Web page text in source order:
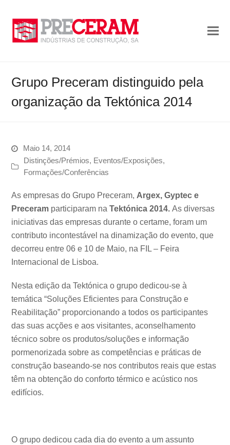
Grupo Preceram distinguido pela
organização da Tektónica 2014
Maio 14, 2014
Distinções/Prémios, Eventos/Exposições,
Formações/Conferências
As empresas do Grupo Preceram, Argex, Gyptec e
Preceram participaram naTektónica 2014.As diversas
iniciativas das empresas durante o certame, foram um
contributo incontestável na dinamização do evento, que
decorreu entre 06 e 10 de Maio, na FIL – Feira
Internacional de Lisboa.
Nesta edição da Tektónica o grupo dedicou-se à
temática “Soluções Eficientes para Construção e
Reabilitação” proporcionando a todos os participantes
das suas acções e aos visitantes, aconselhamento
técnico sobre os produtos/soluções e informação
pormenorizada sobre as competências e práticas de
construção baseando-se nos contributos reais que estas
têm na obtenção do conforto térmico e acústico nos
edifícios.
O grupo dedicou cada dia do evento a um assunto